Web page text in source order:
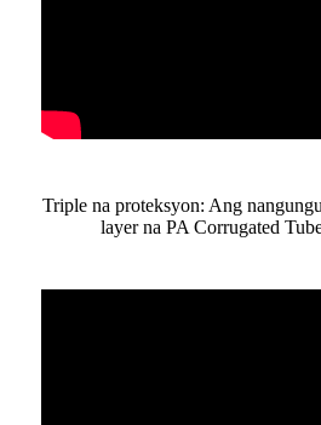
Triple na proteksyon: Ang
layer na PA Corrugated